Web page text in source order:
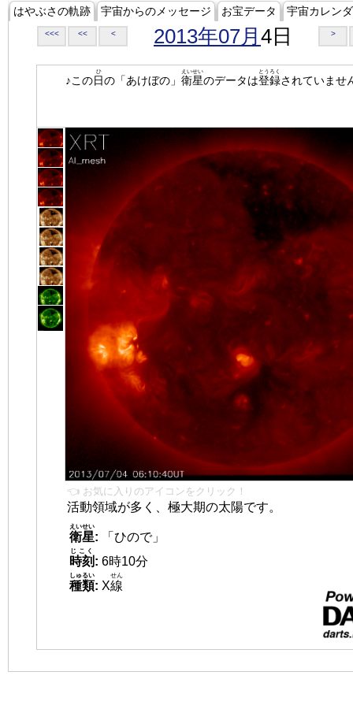
はやぶさの軌跡 宇宙からのメッセージ お宝データ 宇宙カレン
<<< << < 2013年07月 4日 >
♪この日
ひ
の「あけぼの」 衛星
えいせい
のデータは登録
とうろく
されていませ
👈 お気に入りのアイコンをクリック！
活動領域が多く、極大期の太陽です。
衛星
えいせい
:
「ひので」
時刻
じこく
: 6時10分
種類
しゅるい
: X線
せん